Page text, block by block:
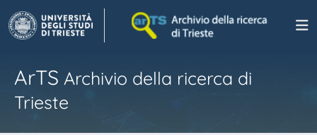
ArTS Archivio della ricerca di
Trieste